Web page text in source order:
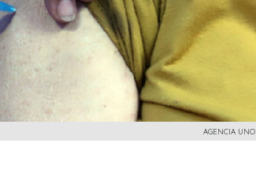
AGENCIA UNO